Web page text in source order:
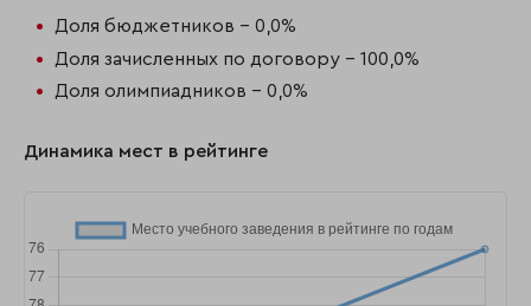
Доля бюджетников - 0,0%
Доля зачисленных по договору - 100,0%
Доля олимпиадников - 0,0%
Динамика мест в рейтинге